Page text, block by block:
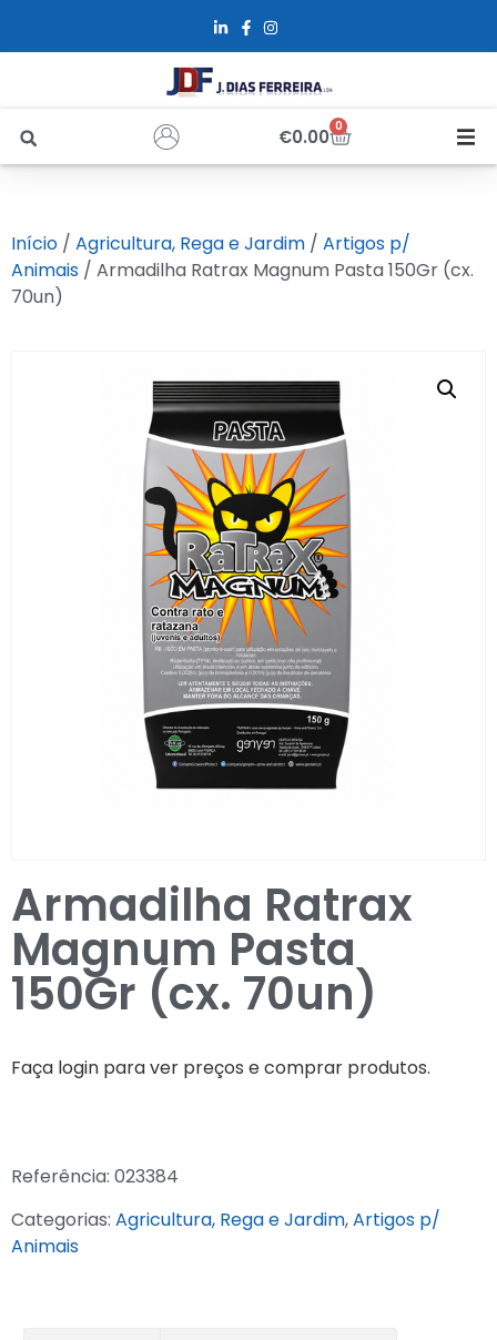
€0.00 0
Sobre Nós
Recrutamento
Contactos
Entrar / Registar
Início / Agricultura, Rega e Jardim / Artigos p/
Animais / Armadilha Ratrax Magnum Pasta 150Gr (cx.
70un)
Armadilha Ratrax
Magnum Pasta
150Gr (cx. 70un)
Faça login para ver preços e comprar produtos.
Referência: 023384
Categorias: Agricultura, Rega e Jardim,Artigos p/
Animais